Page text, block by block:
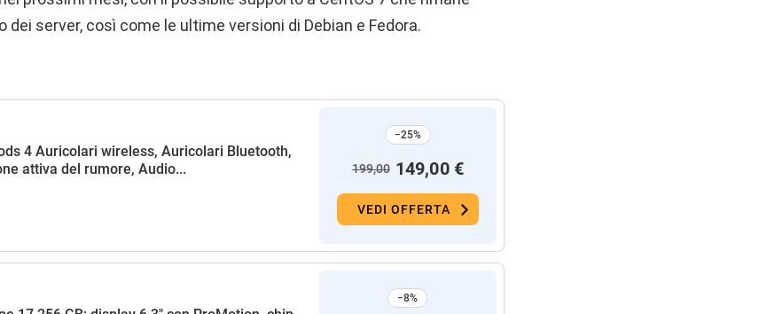
dei server, così come le ultime versioni di Debian e Fedora.
4 Auricolari wireless, Auricolari Bluetooth,
attiva del rumore, Audio...
−25%
199,00 149,00 €
VEDI OFFERTA
−8%